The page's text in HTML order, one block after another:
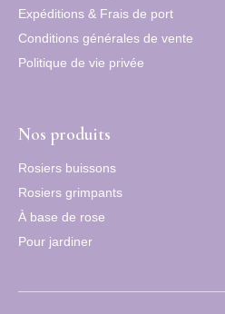
Expéditions & Frais de port
Conditions générales de vente
Politique de vie privée
Nos produits
Rosiers buissons
Rosiers grimpants
À base de rose
Pour jardiner